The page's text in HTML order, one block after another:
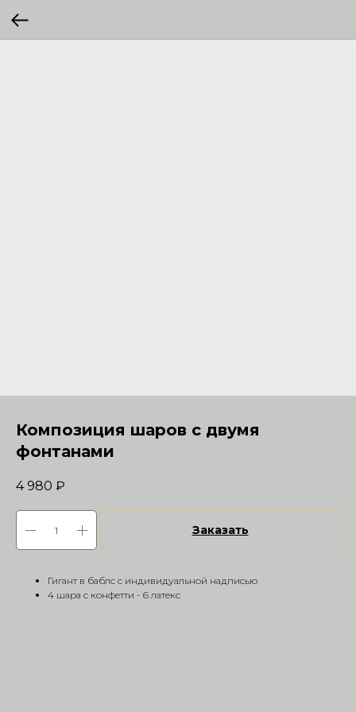
Композиция шаров с двумя
фонтанами
4 980 ₽
Заказать
Гигант в баблс с индивидуальной надписью
4 шара с конфетти - 6 латекс